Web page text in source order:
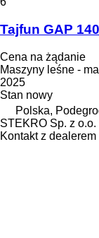
Tajfun GAP 140
Cena na żądanie
Maszyny leśne -
2025
Stan nowy
Polska,
STEKRO Sp. z o.o.
Kontakt z dealerem